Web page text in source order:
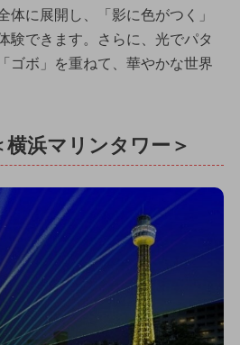
体に展開し、「影に色がつく」
験できます。さらに、光でパタ
ゴボ」を重ねて、華やかな世界
浜マリンタワー＞